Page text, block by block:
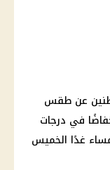
عن طقس
في درجات
غدًا الخميس